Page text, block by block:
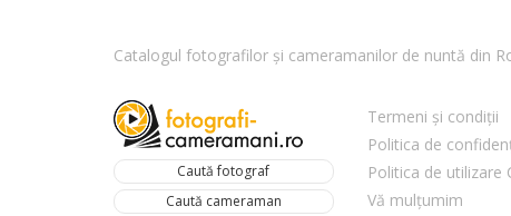
Catalogul fotografilor și cameramanilor de nuntă din
Caută fotograf
Caută cameraman
Termeni și condiții
Politica de
Politica de utilizare
Vă mulțumim